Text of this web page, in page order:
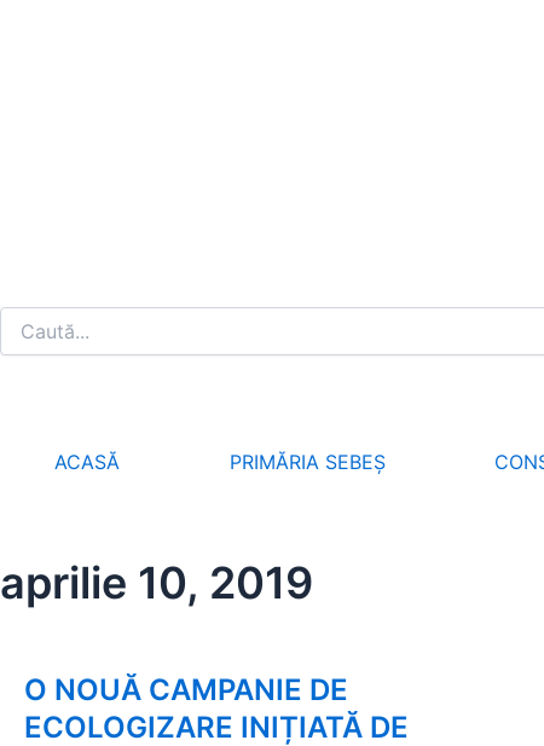
ACASĂ PRIMĂRIA SEBEȘ
aprilie 10, 2019
O NOUĂ CAMPANIE DE
ECOLOGIZARE INIȚIATĂ DE